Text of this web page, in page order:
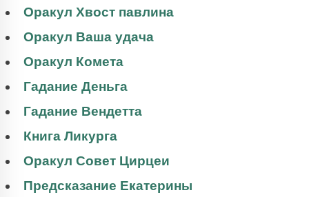
Оракул Хвост павлина
Оракул Ваша удача
Оракул Комета
Гадание Деньга
Гадание Вендетта
Книга Ликурга
Оракул Совет Цирцеи
Предсказание Екатерины